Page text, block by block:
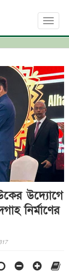
Toggle
উদ‍্যোগে
নির্মাণের